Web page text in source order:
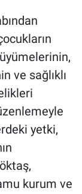
ve sağlıklı
yetki,
kurum ve